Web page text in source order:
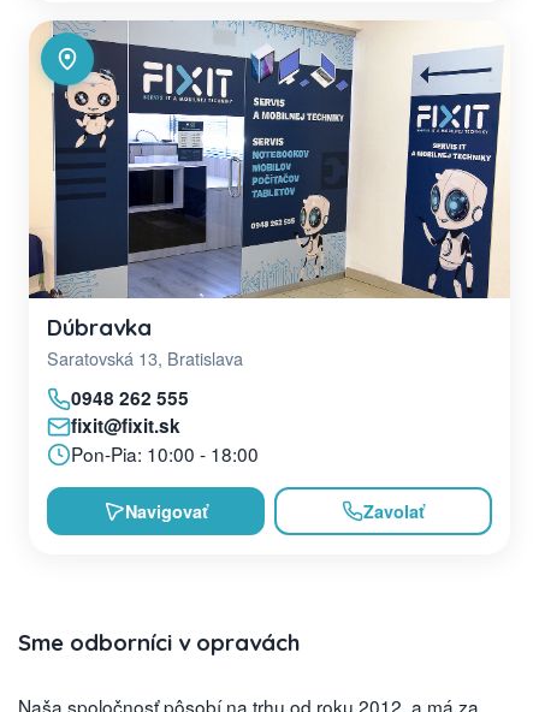
Dúbravka
Saratovská 13, Bratislava
0948 262 555
fixit@fixit.sk
Pon-Pia: 10:00 - 18:00
Navigovať Zavolať
Sme odborníci v opravách
Naša spoločnosť pôsobí na trhu od roku 2012, a má za